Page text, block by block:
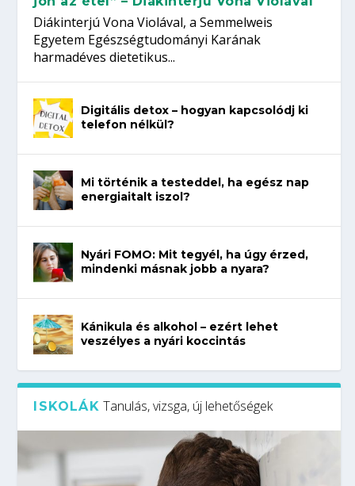
Diákinterjú Vona Violával, a Semmelweis
Egyetem Egészségtudományi Karának
harmadéves dietetikus...
Digitális detox – hogyan kapcsolódj ki
telefon nélkül?
Mi történik a testeddel, ha egész nap
energiaitalt iszol?
Nyári FOMO: Mit tegyél, ha úgy érzed,
mindenki másnak jobb a nyara?
Kánikula és alkohol – ezért lehet
veszélyes a nyári koccintás
ISKOLÁK Tanulás, vizsga, új lehetőségek